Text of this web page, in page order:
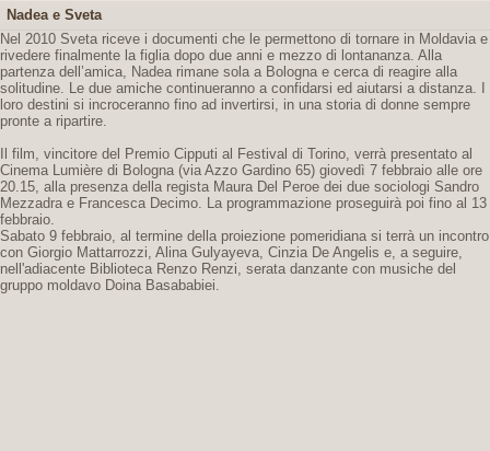
Nadea e Sveta
Nel 2010 Sveta riceve i documenti che le permettono di tornare in Moldavia e
rivedere finalmente la figlia dopo due anni e mezzo di lontananza. Alla
partenza dell’amica, Nadea rimane sola a Bologna e cerca di reagire alla
solitudine. Le due amiche continueranno a confidarsi ed aiutarsi a distanza. I
loro destini si incroceranno fino ad invertirsi, in una storia di donne sempre
pronte a ripartire.
Il film, vincitore del Premio Cipputi al Festival di Torino, verrà presentato al
Cinema Lumière di Bologna (via Azzo Gardino 65) giovedì 7 febbraio alle ore
20.15, alla presenza della regista Maura Del Peroe dei due sociologi Sandro
Mezzadra e Francesca Decimo. La programmazione proseguirà poi fino al 13
febbraio.
Sabato 9 febbraio, al termine della proiezione pomeridiana si terrà un incontro
con Giorgio Mattarrozzi, Alina Gulyayeva, Cinzia De Angelis e, a seguire,
nell'adiacente Biblioteca Renzo Renzi, serata danzante con musiche del
gruppo moldavo Doina Basababiei.